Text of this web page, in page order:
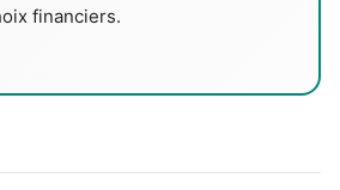
financiers.